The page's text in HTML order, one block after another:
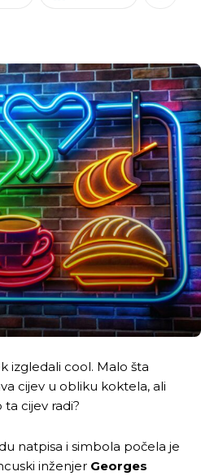
izgledali cool. Malo šta
cijev u obliku koktela, ali
cijev radi?
natpisa i simbola počela je
inženjer Georges